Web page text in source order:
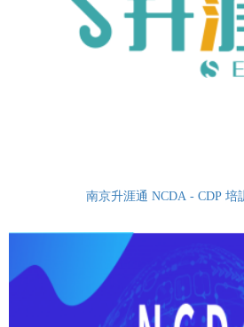
南京升涯通 NCDA - CDP 培